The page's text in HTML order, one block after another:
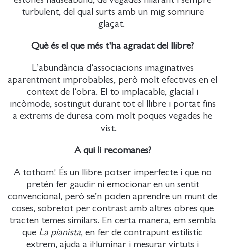
turbulent, del qual surts amb un mig somriure
glaçat.
Què és el que més t'ha agradat del llibre?
L’abundància d’associacions imaginatives
aparentment improbables, però molt efectives en el
context de l’obra. El to implacable, glacial i
incòmode, sostingut durant tot el llibre i portat fins
a extrems de duresa com molt poques vegades he
vist.
A qui li recomanes?
A tothom! És un llibre potser imperfecte i que no
pretén fer gaudir ni emocionar en un sentit
convencional, però se’n poden aprendre un munt de
coses, sobretot per contrast amb altres obres que
tracten temes similars. En certa manera, em sembla
que La pianista, en fer de contrapunt estilístic
extrem, ajuda a il·luminar i mesurar virtuts i